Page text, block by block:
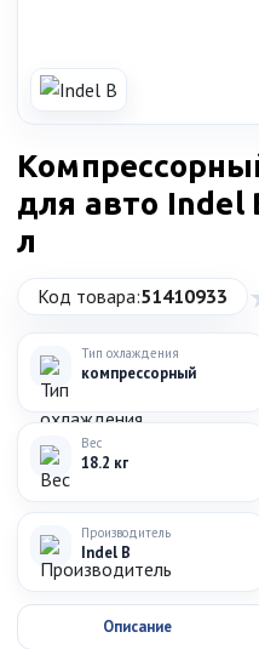
для авто Indel
л
Код товара:51410933
Тип охлаждения
компрессорный
Вес
18.2 кг
Производитель
Indel B
Описание